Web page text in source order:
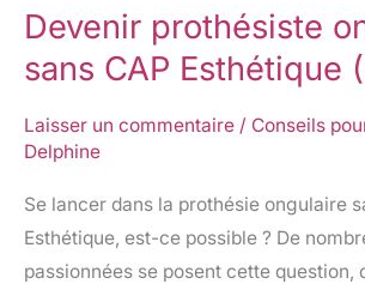
Devenir prothésiste
sans CAP Esthétique
Laisser un commentaire / Conseils
Delphine
Se lancer dans la prothésie ongulaire
Esthétique, est-ce possible ? De
passionnées se posent cette question,
(Guide)